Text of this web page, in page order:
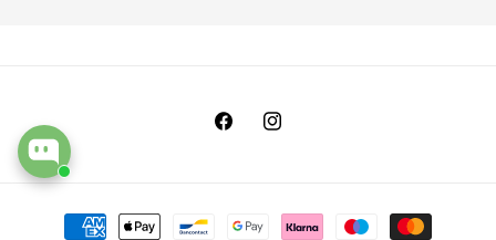
FacebookInstagram
Formas